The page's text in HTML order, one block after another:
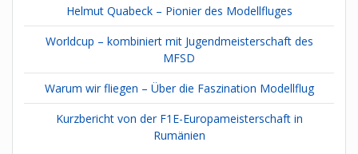
Helmut Quabeck – Pionier des Modellfluges
Worldcup – kombiniert mit Jugendmeisterschaft des
MFSD
Warum wir fliegen – Über die Faszination Modellflug
Kurzbericht von der F1E-Europameisterschaft in
Rumänien